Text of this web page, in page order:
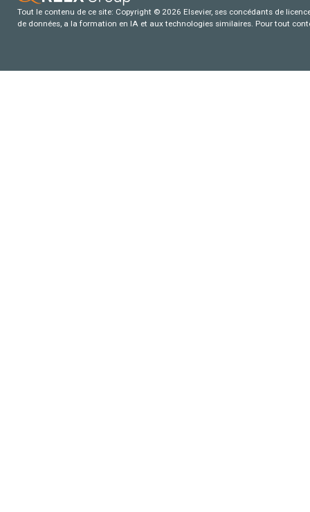
Tout le contenu de ce site: Copyright © 2026 Elsevier, ses concédants de
de données, a la formation en IA et aux technologies similaires. Pour tout